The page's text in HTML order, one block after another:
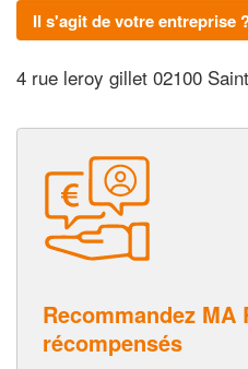
Il s'agit de votre entreprise
4 rue leroy gillet 02100
Recommandez MA
récompensés